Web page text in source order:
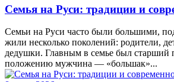
Семья на Руси: традиции и
Семьи на Руси часто были большими,
жили несколько поколений: родители,
дедушки. Главным в семье был старший
положению мужчина — «большак»...